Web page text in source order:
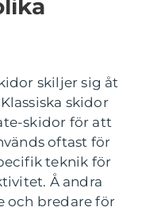
skiljer sig åt
skidor
skidor för att
oftast för
teknik för
Å andra
och bredare för